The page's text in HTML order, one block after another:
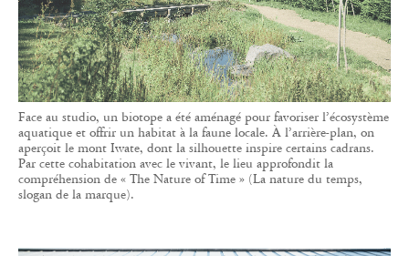
Face au studio, un biotope a été aménagé pour favoriser l’écosystème
aquatique et offrir un habitat à la faune locale. À l’arrière-plan, on
aperçoit le mont Iwate, dont la silhouette inspire certains cadrans.
Par cette cohabitation avec le vivant, le lieu approfondit la
compréhension de « The Nature of Time » (La nature du temps,
slogan de la marque).